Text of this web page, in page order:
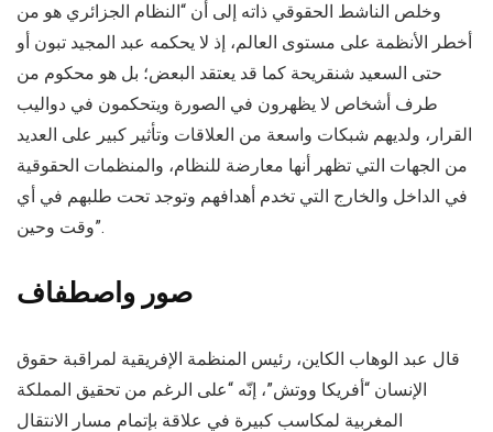
وخلص الناشط الحقوقي ذاته إلى أن “النظام الجزائري هو من
أخطر الأنظمة على مستوى العالم، إذ لا يحكمه عبد المجيد تبون أو
حتى السعيد شنقريحة كما قد يعتقد البعض؛ بل هو محكوم من
طرف أشخاص لا يظهرون في الصورة ويتحكمون في دواليب
القرار، ولديهم شبكات واسعة من العلاقات وتأثير كبير على العديد
من الجهات التي تظهر أنها معارضة للنظام، والمنظمات الحقوقية
في الداخل والخارج التي تخدم أهدافهم وتوجد تحت طلبهم في أي
وقت وحين”.
صور واصطفاف
قال عبد الوهاب الكاين، رئيس المنظمة الإفريقية لمراقبة حقوق
الإنسان “أفريكا ووتش”، إنّه “على الرغم من تحقيق المملكة
المغربية لمكاسب كبيرة في علاقة بإتمام مسار الانتقال